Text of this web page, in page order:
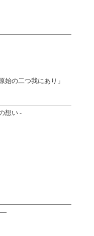
始の二つ我にあり」
想い -
―